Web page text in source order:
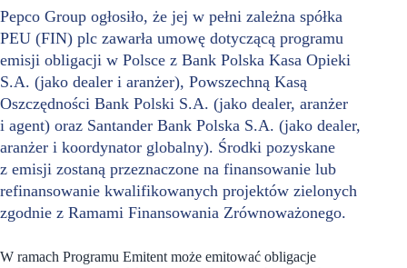
Pepco Group ogłosiło, że jej w pełni zależna spółka
PEU (FIN) plc zawarła umowę dotyczącą programu
emisji obligacji w Polsce z Bank Polska Kasa Opieki
S.A. (jako dealer i aranżer), Powszechną Kasą
Oszczędności Bank Polski S.A. (jako dealer, aranżer
i agent) oraz Santander Bank Polska S.A. (jako dealer,
aranżer i koordynator globalny). Środki pozyskane
z emisji zostaną przeznaczone na finansowanie lub
refinansowanie kwalifikowanych projektów zielonych
zgodnie z Ramami Finansowania Zrównoważonego.
W ramach Programu Emitent może emitować obligacje